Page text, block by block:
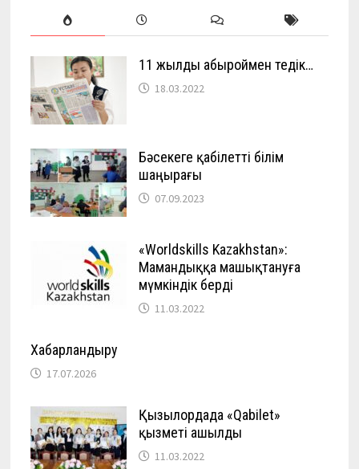
11 жылды абыроймен өтедік…
18.03.2022
Бәсекеге қабілетті білім
шаңырағы
07.09.2023
«Worldskills Kazakhstan»:
Мамандыққа машықтануға
мүмкіндік берді
11.03.2022
Хабарландыру
17.07.2026
Қызылордада «Qabilet»
қызметі ашылды
11.03.2022